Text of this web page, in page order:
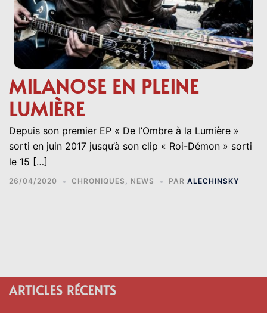
MILANOSE EN PLEINE
LUMIÈRE
Depuis son premier EP « De l’Ombre à la Lumière »
sorti en juin 2017 jusqu’à son clip « Roi-Démon » sorti
le 15 […]
26/04/2020 CHRONIQUES , NEWS PAR ALECHINSKY
ARTICLES RÉCENTS